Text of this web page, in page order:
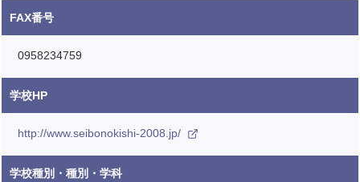
FAX番号
0958234759
学校HP
http://www.seibonokishi-2008.jp/
学校種別・種別・学科